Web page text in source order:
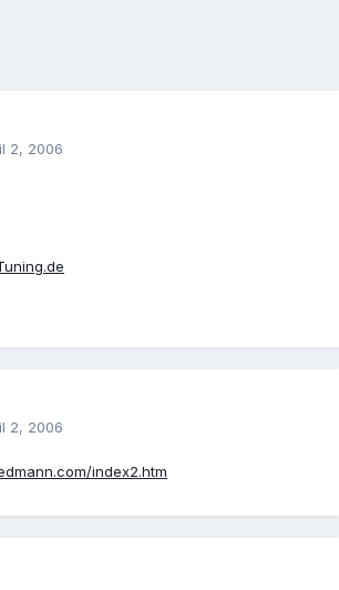
2, 2006
2, 2006
index2.htm